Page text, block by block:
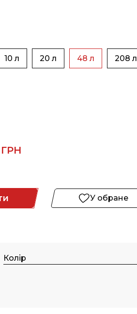
10 л 20 л 48 л 208 л
ГРН
У обране
Колір